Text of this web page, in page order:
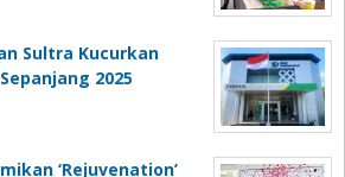
Sultra Kucurkan
2025
‘Rejuvenation’